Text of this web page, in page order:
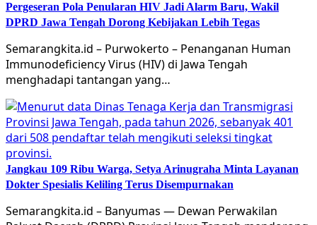
Pergeseran Pola Penularan HIV Jadi Alarm Baru, Wakil
DPRD Jawa Tengah Dorong Kebijakan Lebih Tegas
Semarangkita.id – Purwokerto – Penanganan Human
Immunodeficiency Virus (HIV) di Jawa Tengah
menghadapi tantangan yang…
Jangkau 109 Ribu Warga, Setya Arinugraha Minta Layanan
Dokter Spesialis Keliling Terus Disempurnakan
Semarangkita.id – Banyumas — Dewan Perwakilan